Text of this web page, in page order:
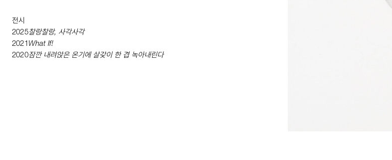
전시
2025찰랑찰랑, 사각사각
2021 What If!
2020잠깐 내려앉은 온기에 살갗이 한 겹 녹아내린다